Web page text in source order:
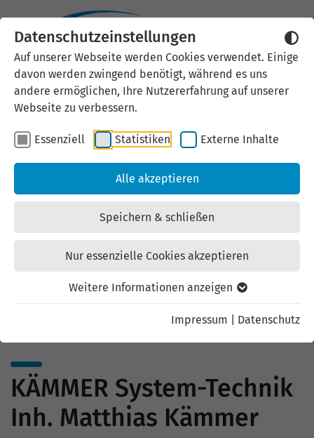
Datenschutzeinstellungen
Auf unserer Webseite werden Cookies verwendet. Einige
davon werden zwingend benötigt, während es uns
andere ermöglichen, Ihre Nutzererfahrung auf unserer
Webseite zu verbessern.
Essenziell Statistiken Externe Inhalte
Alle akzeptieren
Speichern & schließen
Nur essenzielle Cookies akzeptieren
Weitere Informationen anzeigen
Impressum Datenschutz
Externen Inhalt laden
Wir verwenden auf unserer
Website externe Inhalte, um Ihnen
zusätzliche Informationen
anzubieten. Einige externe Inhalte
(z.B. Google Maps, Youtube)
können persönliche Daten (z.B. IP-
Mit der Bestätigung erklären Sie
KÄMMER System-Technik
Inh. Matthias Kämmer